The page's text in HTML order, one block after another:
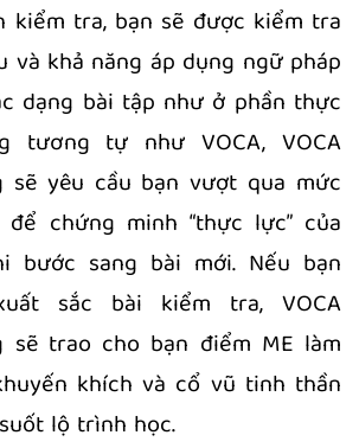
kiểm tra, bạn sẽ được kiểm tra
và khả năng áp dụng ngữ pháp
dạng bài tập như ở phần thực
tương tự như VOCA, VOCA
sẽ yêu cầu bạn vượt qua mức
chứng minh “thực lực” của
bước sang bài mới. Nếu bạn
sắc bài kiểm tra, VOCA
sẽ trao cho bạn điểm ME làm
khích và cổ vũ tinh thần
lộ trình học.